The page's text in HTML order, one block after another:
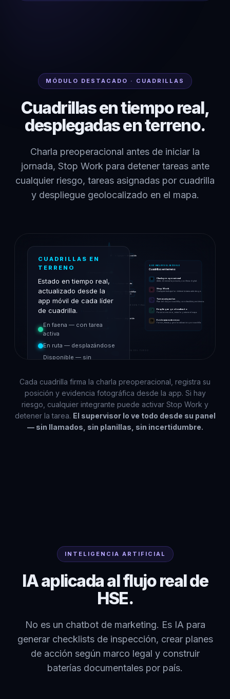
MÓDULO DESTACADO · CUADRILLAS
Cuadrillas en tiempo real,
desplegadas en terreno.
Charla preoperacional antes de iniciar la
jornada, Stop Work para detener tareas ante
cualquier riesgo, tareas asignadas por cuadrilla
y despliegue geolocalizado en el mapa.
ARGENTINA
Santiago — 12 cuadrillas
8 en faena · 4 en ruta
La Serena — en ruta
Valparaíso — 2 cuadrillas
Temuco — disponible
Iquique — disponible
QUÉ INCLUYE EL MÓDULO
Cuadrillas en terreno
🛡️
Charla preoperacional
Antes de iniciar la jornada, con firma digital.
⛔ Stop Work
Cualquier trabajador detiene la tarea ante riesgo.
📋
Tareas asignadas
Plan del día por cuadrilla, con checklist y evidencia.
📍
Despliegue geolocalizado
Posición en vivo, estado y ruta en el mapa.
📷
Evidencia en terreno
Fotos, firmas y geolocalización por cuadrilla.
CUADRILLAS EN
TERRENO
Estado en tiempo real,
actualizado desde la
app móvil de cada líder
de cuadrilla.
En faena — con tarea
activa
En ruta — desplazándose
Disponible — sin
Cada cuadrilla firma la charla preoperacional, registra su
posición y evidencia fotográfica desde la app. Si hay
riesgo, cualquier integrante puede activar Stop Work y
detener la tarea. El supervisor lo ve todo desde su panel
— sin llamados, sin planillas, sin incertidumbre.
INTELIGENCIA ARTIFICIAL
IA aplicada al flujo real de
HSE.
No es un chatbot de marketing. Es IA para
generar checklists de inspección, crear planes
de acción según marco legal y construir
baterías documentales por país.